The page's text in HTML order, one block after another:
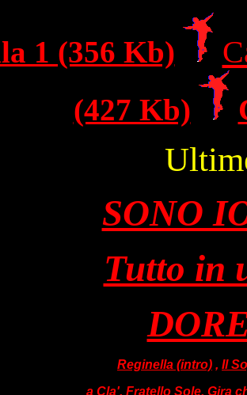
1 (356 Kb)
(427 Kb)
SONO
Tutto in
Reginella (intro) , Il
a Cla', Fratello Sole, Gira